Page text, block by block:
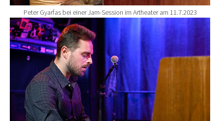
Peter Gyarfas bei einer Jam-Session im Artheater am 11.7.2023
Show larger version for: